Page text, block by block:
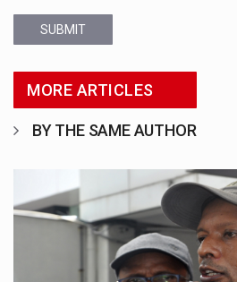
SUBMIT
MORE ARTICLES
BY THE SAME AUTHOR